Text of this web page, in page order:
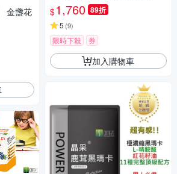
金盞花
$1,760 89折
5 (9)
限時下殺 券
加入購物車